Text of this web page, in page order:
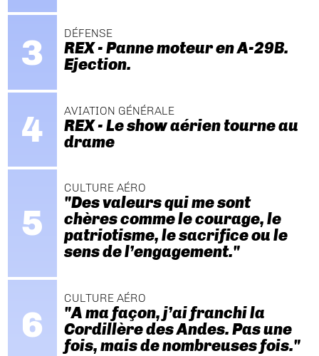
DÉFENSE
REX - Panne moteur en A-29B.
Ejection.
AVIATION GÉNÉRALE
REX - Le show aérien tourne au
drame
CULTURE AÉRO
"Des valeurs qui me sont
chères comme le courage, le
patriotisme, le sacrifice ou le
sens de l’engagement."
CULTURE AÉRO
"A ma façon, j’ai franchi la
Cordillère des Andes. Pas une
fois, mais de nombreuses fois."